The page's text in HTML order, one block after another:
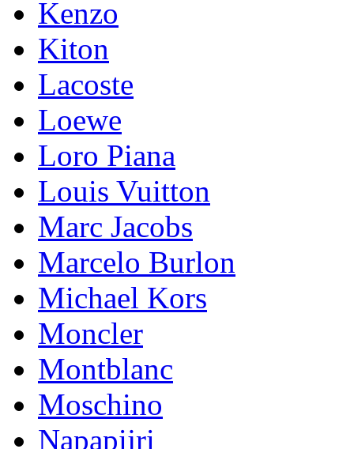
Kenzo
Kiton
Lacoste
Loewe
Loro Piana
Lоuis Vuittоn
Marc Jacobs
Marcelo Burlon
Michael Kors
Mоnсlеr
Montblanc
Moschino
Napapijri